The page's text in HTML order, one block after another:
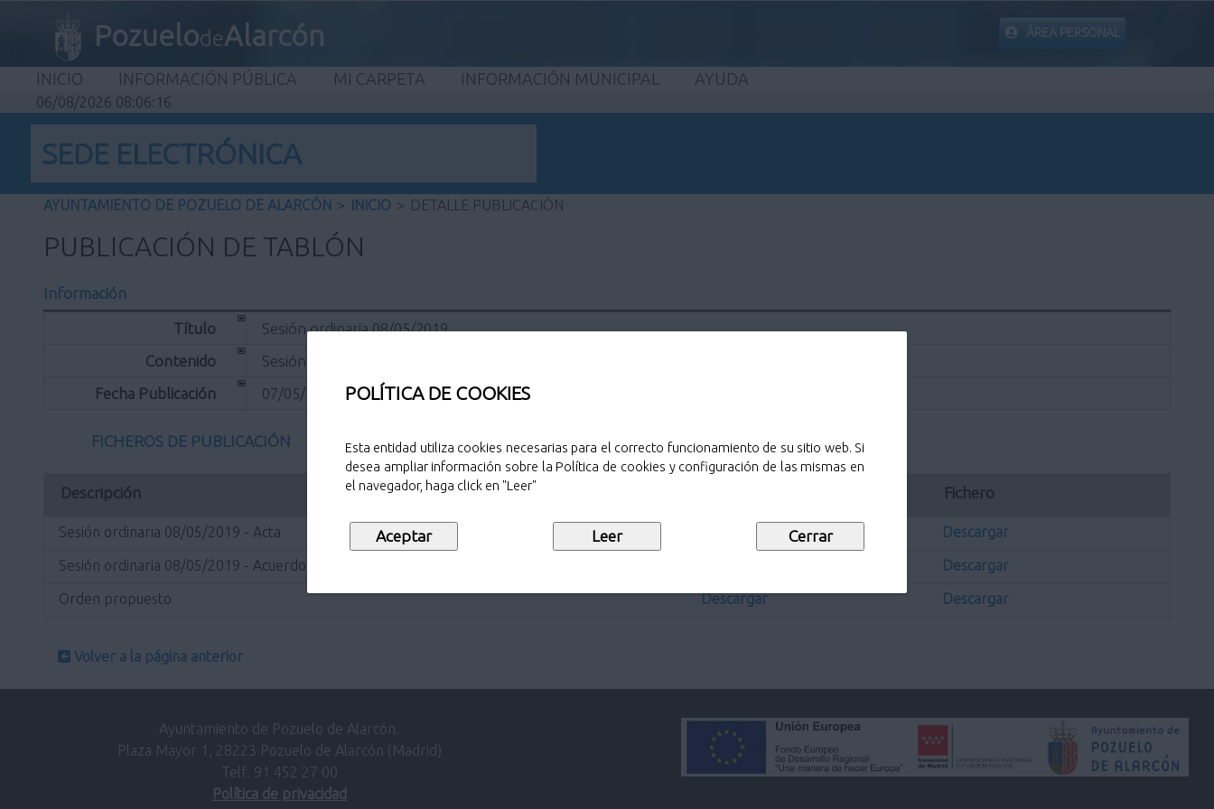
POLÍTICA DE COOKIES
Esta entidad utiliza cookies necesarias para el correcto funcionamiento de su sitio web. Si
desea ampliar información sobre la Política de cookies y configuración de las mismas en
el navegador, haga click en "Leer"
PozuelodeAlarcón ÁREA PERSONAL
INICIO INFORMACIÓN PÚBLICA MI CARPETA INFORMACIÓN MUNICIPAL AYUDA
06/08/2026 08:06:16
SEDE ELECTRÓNICA
AYUNTAMIENTO DE POZUELO DE ALARCÓN > INICIO > DETALLE PUBLICACIÓN
PUBLICACIÓN DE TABLÓN
Información
Título
Sesión ordinaria 08/05/2019
Contenido
Sesión ordinaria 08/05/2019
Fecha Publicación
07/05/2019
FICHEROS DE PUBLICACIÓN
Descripción Fichero
Sesión ordinaria 08/05/2019 - Acta Descargar
Sesión ordinaria 08/05/2019 - Acuerdos Descargar
Orden propuesto Descargar Descargar
Volver a la página anterior
Ayuntamiento de Pozuelo de Alarcón.
Plaza Mayor 1, 28223 Pozuelo de Alarcón (Madrid)
Telf. 91 452 27 00
Política de privacidad